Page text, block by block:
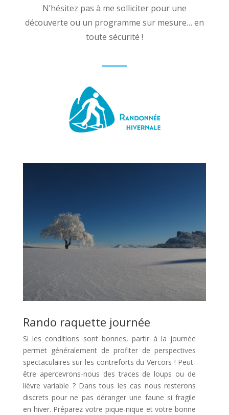
N’hésitez pas à me solliciter pour une
découverte ou un programme sur mesure… en
toute sécurité !
Rando raquette journée
Si les conditions sont bonnes, partir à la journée
permet généralement de profiter de perspectives
spectaculaires sur les contreforts du Vercors ! Peut-
être apercevrons-nous des traces de loups ou de
lièvre variable ? Dans tous les cas nous resterons
discrets pour ne pas déranger une faune si fragile
en hiver. Préparez votre pique-nique et votre bonne